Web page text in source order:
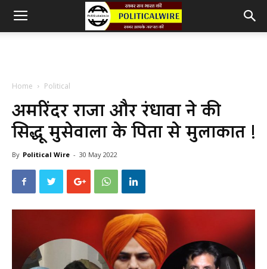
Home Political
अमरिंदर राजा और रंधावा ने की
सिद्धू मुसेवाला के पिता से मुलाकात !
By Political Wire - 30 May 2022